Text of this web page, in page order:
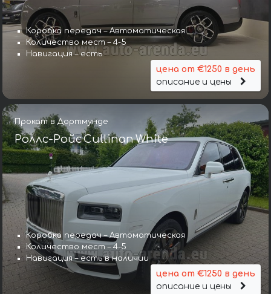
Коробка передач – Автоматическая
Количество мест – 4-5
Навигация – есть
цена от €1250 в день
описание и цены
Прокат в Дортмунде
Роллс-Ройс Cullinan White
Коробка передач – Автоматическая
Количество мест – 4-5
Навигация – есть в наличии
цена от €1250 в день
описание и цены